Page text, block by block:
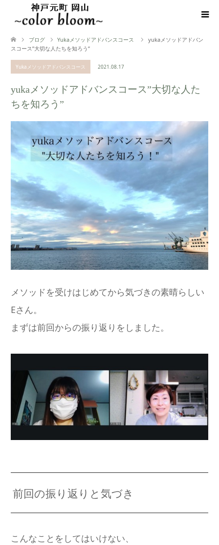
ブログ Yukaメソッドアドバンスコース
yukaメソッドアドバン
スコース”大切な人たちを知ろう”
Yukaメソッドアドバンスコース 2021.08.17
yukaメソッドアドバンスコース”大切な人た
ちを知ろう”
メソッドを受けはじめてから気づきの素晴らしい
Eさん。
まずは前回からの振り返りをしました。
前回の振り返りと気づき
こんなことをしてはいけない、